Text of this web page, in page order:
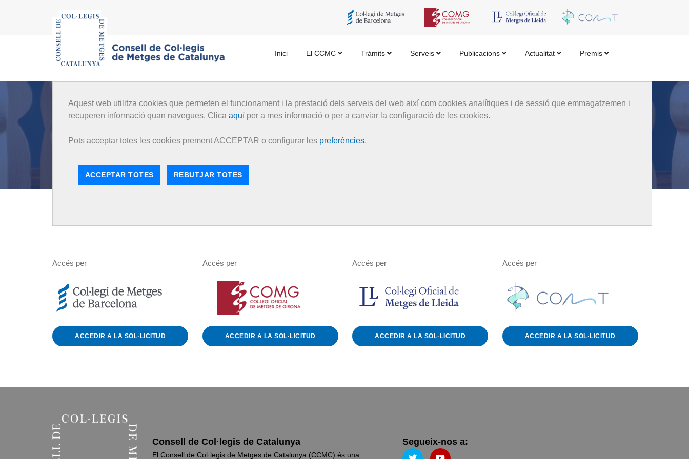
Aquest web utilitza cookies que permeten el funcionament i la prestació dels serveis del web així com cookies analítiques i de sessió que emmagatzemen i
recuperen informació quan navegues. Clica aquí per a mes informació o per a canviar la configuració de les cookies.
Pots acceptar totes les cookies prement ACCEPTAR o configurar les preferències.
ACCEPTAR TOTES REBUTJAR TOTES
Inici El CCMC Tràmits Serveis Publicacions Actualitat Premis
Voluntats anticipades
Accés per
ACCEDIR A LA SOL·LICITUD
Accés per
ACCEDIR A LA SOL·LICITUD
Accés per
ACCEDIR A LA SOL·LICITUD
Accés per
ACCEDIR A LA SOL·LICITUD
Consell de Col·legis de Catalunya
El Consell de Col·legis de Metges de Catalunya (CCMC) és una
Segueix-nos a: